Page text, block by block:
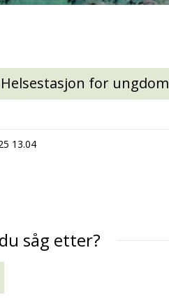
for ungdom
13.04
såg etter?